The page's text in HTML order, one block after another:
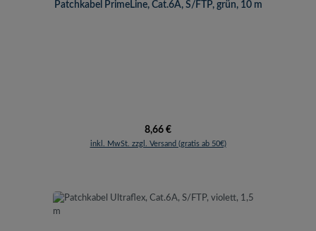
Patchkabel PrimeLine, Cat.6A, S/FTP, grün, 10 m
Regulärer Preis:
8,66 €
inkl. MwSt. zzgl. Versand (gratis ab 50€)